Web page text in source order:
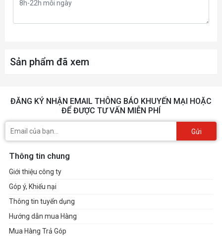
Sản phẩm đã xem
ĐĂNG KÝ NHẬN EMAIL THÔNG BÁO KHUYẾN MẠI HOẶC
ĐỂ ĐƯỢC TƯ VẤN MIỄN PHÍ
Gửi
Thông tin chung
Giới thiệu công ty
Góp ý, Khiếu nại
Thông tin tuyển dụng
Hướng dẫn mua Hàng
Mua Hàng Trả Góp